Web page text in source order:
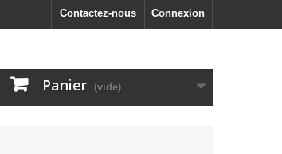
Connexion
Contactez-nous
Panier (vide)